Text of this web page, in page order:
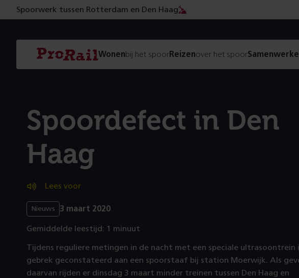
Spoorwerk tussen Rotterdam en Den Haag
Navigatie
Homepage
ProRail
Wonenbij het spoorReizenover het spoor
Spoordefect in Den
Haag
Lees voor
Nieuws 3 maart 2020
Gemiddelde leestijd: 1 minuut
Tijdens reguliere metingen in de nacht met een speciale ultrasoontrein
gebrek geconstateerd aan een spoorstaaf bij station Moerwijk. Als
daarvan rijden er dinsdag 3 maart minder treinen tussen Den Haag en